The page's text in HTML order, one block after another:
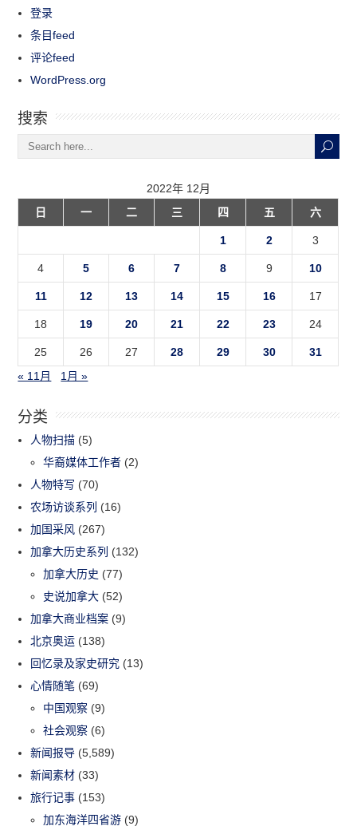
登录
条目feed
评论feed
WordPress.org
搜索
2022年 12月
日
一 二 三 四 五 六
1 2 3
4 5 6 7 8 9 10
11 12 13 14 15 16 17
18 19 20 21 22 23 24
25 26 27 28 29 30
31
« 11月
1月 »
分类
人物扫描 (5)
华裔媒体工作者 (2)
人物特写 (70)
农场访谈系列 (16)
加国采风 (267)
加拿大历史系列 (132)
加拿大历史 (77)
史说加拿大 (52)
加拿大商业档案 (9)
北京奥运 (138)
回忆录及家史研究 (13)
心情随笔 (69)
中国观察 (9)
社会观察 (6)
新闻报导 (5,589)
新闻素材 (33)
旅行记事 (153)
加东海洋四省游 (9)